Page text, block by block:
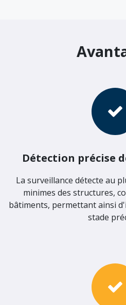
Détection précise
La surveillance détecte au
minimes des structures,
bâtiments, permettant ainsi
stade